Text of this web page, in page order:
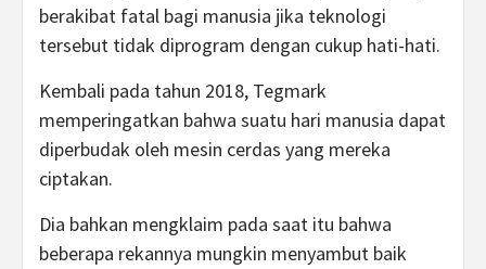
berakibat fatal bagi manusia jika teknologi
tersebut tidak diprogram dengan cukup hati-hati.
Kembali pada tahun 2018, Tegmark
memperingatkan bahwa suatu hari manusia dapat
diperbudak oleh mesin cerdas yang mereka
ciptakan.
Dia bahkan mengklaim pada saat itu bahwa
beberapa rekannya mungkin menyambut baik